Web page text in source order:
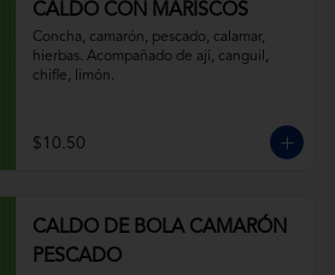
CALDO CON MARISCOS
Concha, camarón, pescado, calamar,
hierbas. Acompañado de ají, canguil,
chifle, limón.
$10.50
CALDO DE BOLA CAMARÓN
PESCADO